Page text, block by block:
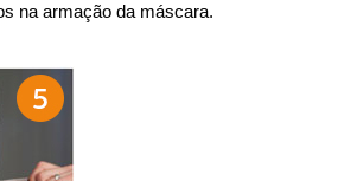
na armação da máscara.